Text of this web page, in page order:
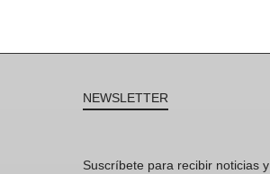
NEWSLETTER
Suscríbete para recibir noticias y